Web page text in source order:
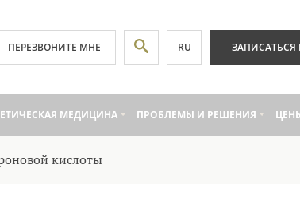
ПЕРЕЗВОНИТЕ МНЕ RU ЗАПИСАТЬСЯ
МЕДИЦИНА ПРОБЛЕМЫ И РЕШЕНИЯ
кислоты